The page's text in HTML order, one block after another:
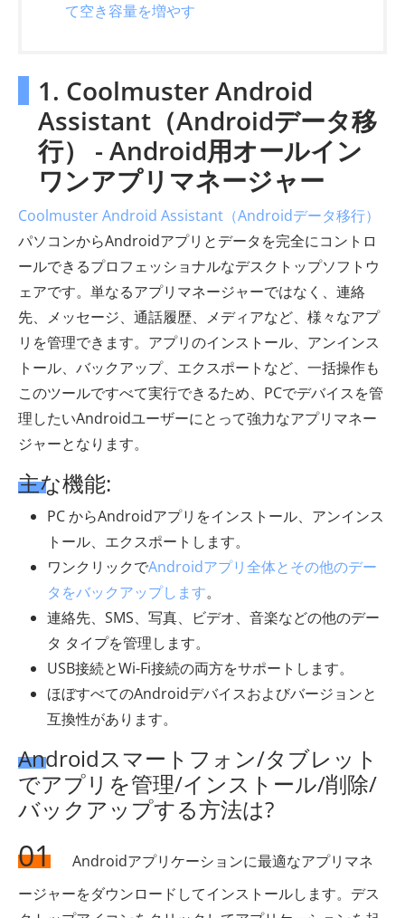
て空き容量を増やす
1. Coolmuster Android
Assistant（Androidデータ移
行） - Android用オールイン
ワンアプリマネージャー
Coolmuster Android Assistant（Androidデータ移行）
パソコンからAndroidアプリとデータを完全にコントロ
ールできるプロフェッショナルなデスクトップソフトウ
ェアです。単なるアプリマネージャーではなく、連絡
先、メッセージ、通話履歴、メディアなど、様々なアプ
リを管理できます。アプリのインストール、アンインス
トール、バックアップ、エクスポートなど、一括操作も
このツールですべて実行できるため、PCでデバイスを管
理したいAndroidユーザーにとって強力なアプリマネー
ジャーとなります。
主な機能:
PC からAndroidアプリをインストール、アンインス
トール、エクスポートします。
ワンクリックでAndroidアプリ全体とその他のデー
タをバックアップします。
連絡先、SMS、写真、ビデオ、音楽などの他のデー
タ タイプを管理します。
USB接続とWi-Fi接続の両方をサポートします。
ほぼすべてのAndroidデバイスおよびバージョンと
互換性があります。
Androidスマートフォン/タブレット
でアプリを管理/インストール/削除/
バックアップする方法は?
01
Androidアプリケーションに最適なアプリマネ
ージャーをダウンロードしてインストールします。デス